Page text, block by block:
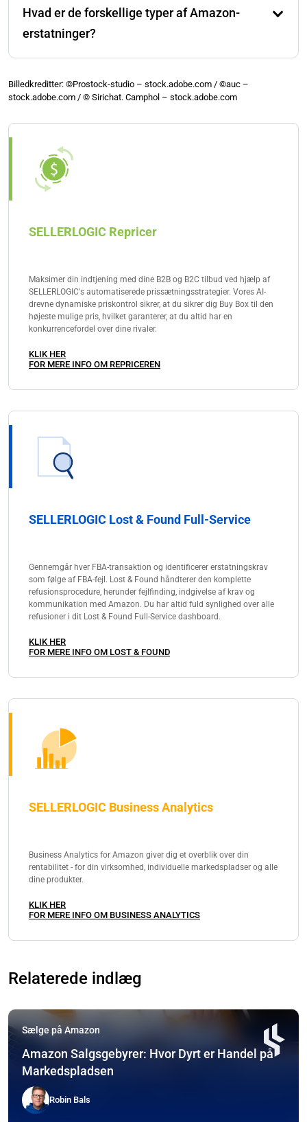
krav. Det indeholder værktøjer til at finde problemer,
indgive krav og generere rapporter for at holde styr på
Hvad er de forskellige typer af Amazon-
erstatninger?
penge tilbage for mistede eller beskadigede varer,
forkerte gebyrer fra FBA, forsendelsesfejl og
Billedkreditter: ©Prostock-studio – stock.adobe.com / ©auc –
stock.adobe.com / © Sirichat. Camphol – stock.adobe.com
SELLERLOGIC Repricer
Maksimer din indtjening med dine B2B og B2C tilbud ved hjælp af
SELLERLOGIC's automatiserede prissætningsstrategier. Vores AI-
drevne dynamiske priskontrol sikrer, at du sikrer dig Buy Box til den
højeste mulige pris, hvilket garanterer, at du altid har en
konkurrencefordel over dine rivaler.
KLIK HER
FOR MERE INFO OM REPRICEREN
SELLERLOGIC Lost & Found Full-Service
Gennemgår hver FBA-transaktion og identificerer erstatningskrav
som følge af FBA-fejl. Lost & Found håndterer den komplette
refusionsprocedure, herunder fejlfinding, indgivelse af krav og
kommunikation med Amazon. Du har altid fuld synlighed over alle
refusioner i dit Lost & Found Full-Service dashboard.
KLIK HER
FOR MERE INFO OM LOST & FOUND
SELLERLOGIC Business Analytics
Business Analytics for Amazon giver dig et overblik over din
rentabilitet - for din virksomhed, individuelle markedspladser og alle
dine produkter.
KLIK HER
FOR MERE INFO OM BUSINESS ANALYTICS
Relaterede indlæg
Sælge på Amazon
Amazon Salgsgebyrer: Hvor Dyrt er Handel på
Markedspladsen
Robin Bals